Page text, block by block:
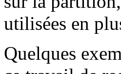
utilisées en
Quelques